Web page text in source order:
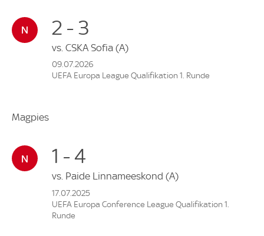
2 - 3
vs. CSKA Sofia (A)
09.07.2026
UEFA Europa League Qualifikation 1. Runde
Magpies
1 - 4
vs. Paide Linnameeskond (A)
17.07.2025
UEFA Europa Conference League Qualifikation 1.
Runde